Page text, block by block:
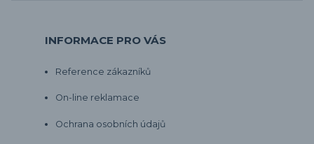
INFORMACE PRO VÁS
Reference zákazníků
On-line reklamace
Ochrana osobních údajů